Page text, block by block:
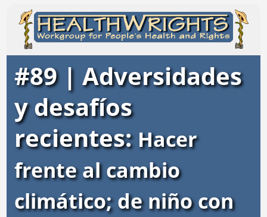
#89 | Adversidades
y desafíos
recientes: Hacer
frente al cambio
climático; de niño con